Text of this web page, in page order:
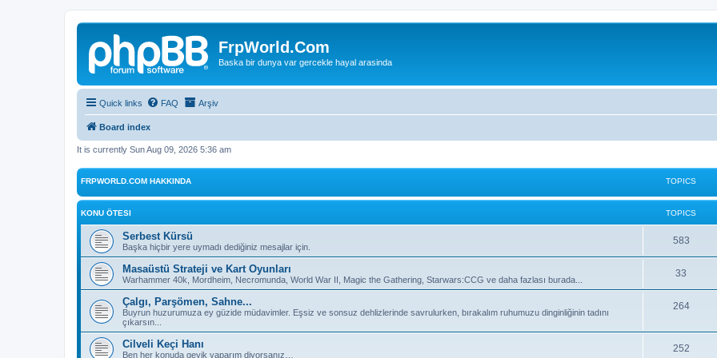
FrpWorld.Com
Baska bir dunya var gercekle hayal arasinda
Quick links FAQ Arşiv
Board index
It is currently Sun Aug 09, 2026 5:36 am
FRPWORLD.COM HAKKINDA TOPICS
KONU ÖTESI TOPICS
Serbest Kürsü
Başka hiçbir yere uymadı dediğiniz mesajlar için.
583T
o
s
Masaüstü Strateji ve Kart Oyunları
Warhammer 40k, Mordheim, Necromunda, World War II, Magic the Gathering, Starwars:CCG ve daha fazlası burada...
33
o
i
Çalgı, Parşömen, Sahne...
Buyrun huzurumuza ey güzide müdavimler. Eşsiz ve sonsuz dehlizlerinde savrulurken, bırakalım ruhumuzu dinginliğinin tadını
çıkarsın...
264T
p
Cilveli Keçi Hanı
Ben her konuda geyik yaparım diyorsanız…
252T